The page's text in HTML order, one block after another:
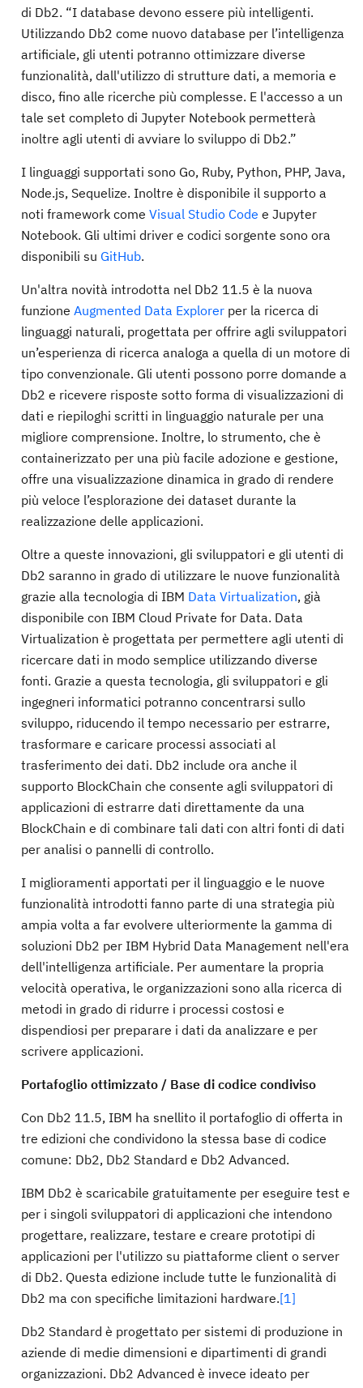
di Db2. “I database devono essere più intelligenti.
Utilizzando Db2 come nuovo database per l’intelligenza
artificiale, gli utenti potranno ottimizzare diverse
funzionalità, dall'utilizzo di strutture dati, a memoria e
disco, fino alle ricerche più complesse. E l'accesso a un
tale set completo di Jupyter Notebook permetterà
inoltre agli utenti di avviare lo sviluppo di Db2.”
I linguaggi supportati sono Go, Ruby, Python, PHP, Java,
Node.js, Sequelize. Inoltre è disponibile il supporto a
noti framework come Visual Studio Code e Jupyter
Notebook. Gli ultimi driver e codici sorgente sono ora
disponibili su GitHub.
Un'altra novità introdotta nel Db2 11.5 è la nuova
funzione Augmented Data Explorer per la ricerca di
linguaggi naturali, progettata per offrire agli sviluppatori
un’esperienza di ricerca analoga a quella di un motore di
tipo convenzionale. Gli utenti possono porre domande a
Db2 e ricevere risposte sotto forma di visualizzazioni di
dati e riepiloghi scritti in linguaggio naturale per una
migliore comprensione. Inoltre, lo strumento, che è
containerizzato per una più facile adozione e gestione,
offre una visualizzazione dinamica in grado di rendere
più veloce l’esplorazione dei dataset durante la
realizzazione delle applicazioni.
Oltre a queste innovazioni, gli sviluppatori e gli utenti di
Db2 saranno in grado di utilizzare le nuove funzionalità
grazie alla tecnologia di IBM Data Virtualization, già
disponibile con IBM Cloud Private for Data. Data
Virtualization è progettata per permettere agli utenti di
ricercare dati in modo semplice utilizzando diverse
fonti. Grazie a questa tecnologia, gli sviluppatori e gli
ingegneri informatici potranno concentrarsi sullo
sviluppo, riducendo il tempo necessario per estrarre,
trasformare e caricare processi associati al
trasferimento dei dati. Db2 include ora anche il
supporto BlockChain che consente agli sviluppatori di
applicazioni di estrarre dati direttamente da una
BlockChain e di combinare tali dati con altri fonti di dati
per analisi o pannelli di controllo.
I miglioramenti apportati per il linguaggio e le nuove
funzionalità introdotti fanno parte di una strategia più
ampia volta a far evolvere ulteriormente la gamma di
soluzioni Db2 per IBM Hybrid Data Management nell'era
dell'intelligenza artificiale. Per aumentare la propria
velocità operativa, le organizzazioni sono alla ricerca di
metodi in grado di ridurre i processi costosi e
dispendiosi per preparare i dati da analizzare e per
scrivere applicazioni.
Portafoglio ottimizzato / Base di codice condiviso
Con Db2 11.5, IBM ha snellito il portafoglio di offerta in
tre edizioni che condividono la stessa base di codice
comune: Db2, Db2 Standard e Db2 Advanced.
IBM Db2 è scaricabile gratuitamente per eseguire test e
per i singoli sviluppatori di applicazioni che intendono
progettare, realizzare, testare e creare prototipi di
applicazioni per l'utilizzo su piattaforme client o server
di Db2. Questa edizione include tutte le funzionalità di
Db2 ma con specifiche limitazioni hardware.[1]
Db2 Standard è progettato per sistemi di produzione in
aziende di medie dimensioni e dipartimenti di grandi
organizzazioni. Db2 Advanced è invece ideato per